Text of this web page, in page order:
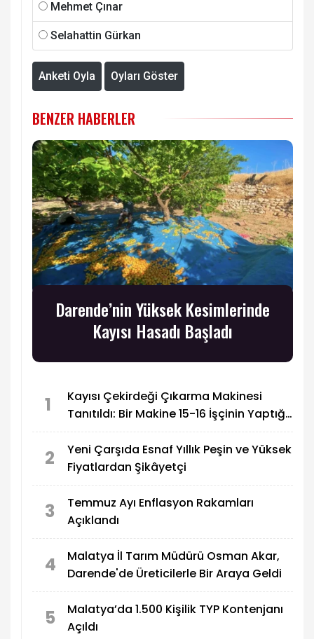
Mehmet Çınar
Selahattin Gürkan
Anketi Oyla Oyları Göster
BENZER HABERLER
Darende’nin Yüksek Kesimlerinde
Kayısı Hasadı Başladı
1
Kayısı Çekirdeği Çıkarma Makinesi
Tanıtıldı: Bir Makine 15-16 İşçinin Yaptığı
2
Yeni Çarşıda Esnaf Yıllık Peşin ve Yüksek
Fiyatlardan Şikâyetçi
3
Temmuz Ayı Enflasyon Rakamları
Açıklandı
4
Malatya İl Tarım Müdürü Osman Akar,
Darende'de Üreticilerle Bir Araya Geldi
5
Malatya’da 1.500 Kişilik TYP Kontenjanı
Açıldı